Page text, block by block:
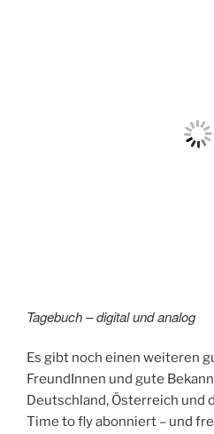
Tagebuch – digital und analog
Es gibt noch einen weiteren
FreundInnen und gute
Deutschland, Österreich und
Time to fly abonniert – und